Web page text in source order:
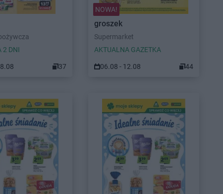
2 DNI
37
NOWA!
groszek
Supermarket
AKTUALNA GAZETKA
06.08 - 12.08 44